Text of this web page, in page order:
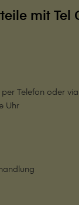
mit Tel
Telefon oder via
Uhr